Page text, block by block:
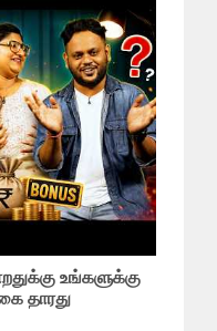
உங்களுக்கு
தாரது